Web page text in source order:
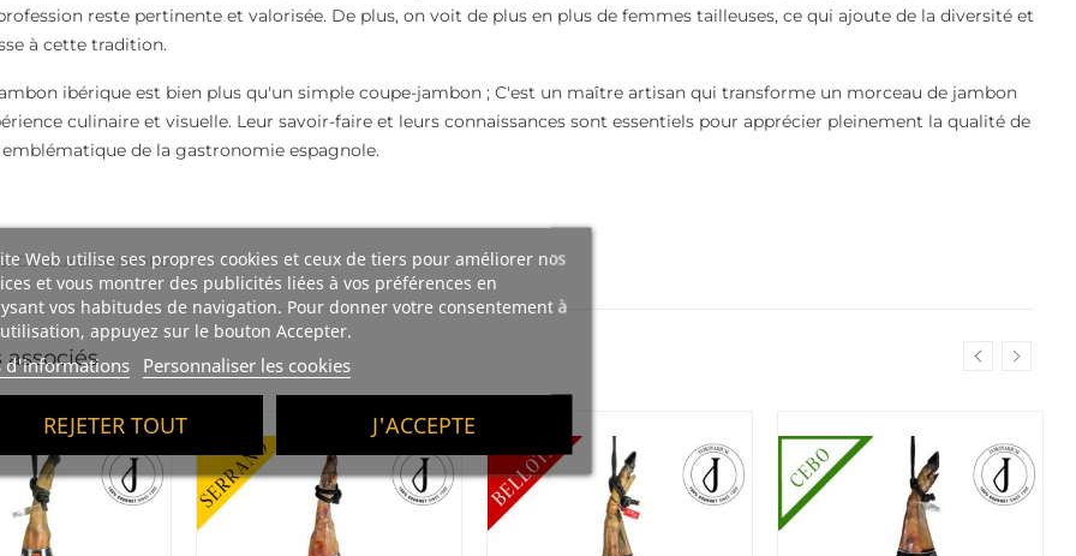
Web utilise ses propres cookies et ceux de tiers pour améliorer nos
et vous montrer des publicités liées à vos préférences en
vos habitudes de navigation. Pour donner votre consentement à
appuyez sur le bouton Accepter.
d'informations Personnaliser les cookies
REJETER TOUT J'ACCEPTE
reste pertinente et valorisée. De plus, on voit de plus en plus de femmes tailleuses, ce qui ajoute de la diversité et
à cette tradition.
ibérique est bien plus qu'un simple coupe-jambon ; C'est un maître artisan qui transforme un morceau de jambon
culinaire et visuelle. Leur savoir-faire et leurs connaissances sont essentiels pour apprécier pleinement la qualité de
de la gastronomie espagnole.
Découpe du jambon